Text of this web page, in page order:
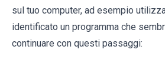
sul tuo computer, ad esempio
identificato un programma che
continuare con questi passaggi: